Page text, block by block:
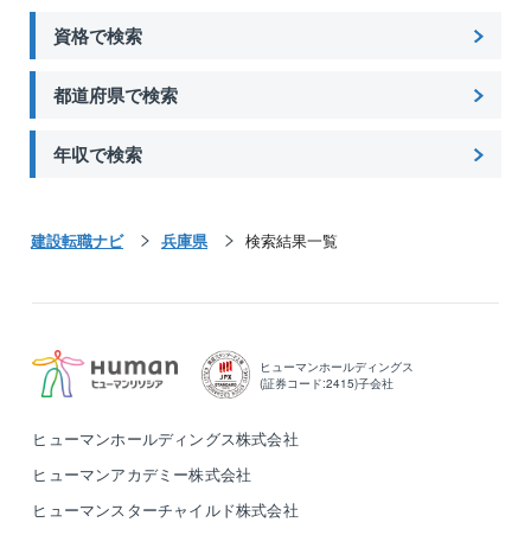
資格で検索
都道府県で検索
年収で検索
建設転職ナビ 兵庫県 検索結果一覧
ヒューマンホールディングス
(証券コード:2415)子会社
ヒューマンホールディングス株式会社
ヒューマンアカデミー株式会社
ヒューマンスターチャイルド株式会社